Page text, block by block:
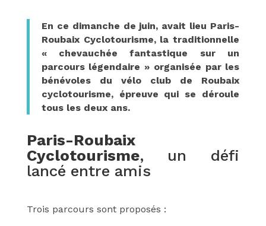
En ce dimanche de juin, avait lieu Paris-
Roubaix Cyclotourisme, la traditionnelle
« chevauchée fantastique sur un
parcours légendaire » organisée par les
bénévoles du vélo club de Roubaix
cyclotourisme, épreuve qui se déroule
tous les deux ans.
Paris-Roubaix
Cyclotourisme, un défi
lancé entre amis
Trois parcours sont proposés :